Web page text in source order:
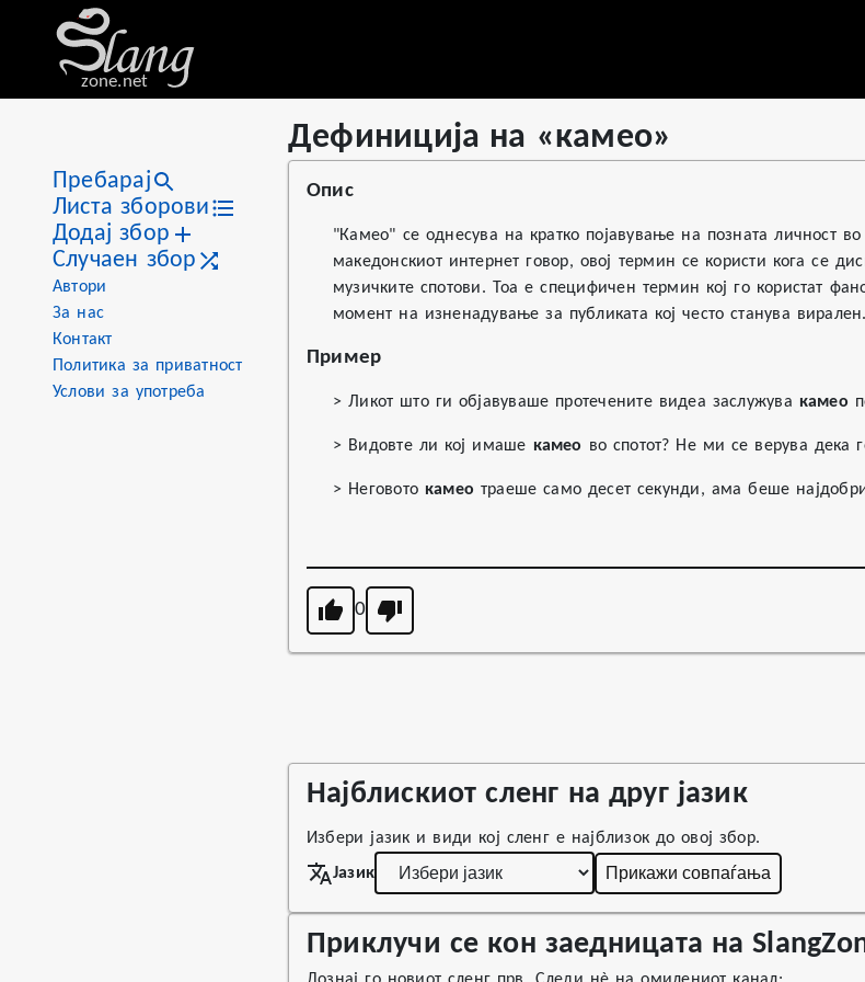
zone.net
Пребарај
Листа зборови
Додај збор
Случаен збор
Автори
За нас
Контакт
Политика за приватност
Услови за употреба
Дефиниција на «камео»
Дефиниција на «камео»
Stat
Value
Views
1
Definitions
First seen
2026
Опис
"Камео" се однесува на кратко појавување на позната личност
македонскиот интернет говор, овој термин се користи кога се
музичките спотови. Тоа е специфичен термин кој го користат
момент на изненадување за публиката кој често станува вирален.
Пример
> Ликот што ги објавуваше протечените видеа заслужува камео
> Видовте ли кој имаше камео во спотот? Не ми се верува дека
> Неговото камео траеше само десет секунди, ама беше
0
Најблискиот сленг на друг јазик
Избери јазик и види кој сленг е најблизок до овој збор.
Јазик
Прикажи совпаѓања
Приклучи се кон заедницата на